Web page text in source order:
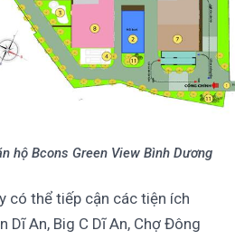
hộ Bcons Green View Bình Dương
có thể tiếp cận các tiện ích
Dĩ An, Big C Dĩ An, Chợ Đông